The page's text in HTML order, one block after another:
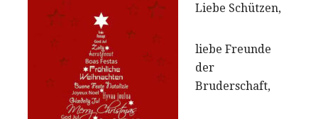
Liebe Schützen,
liebe Freunde
der
Bruderschaft,